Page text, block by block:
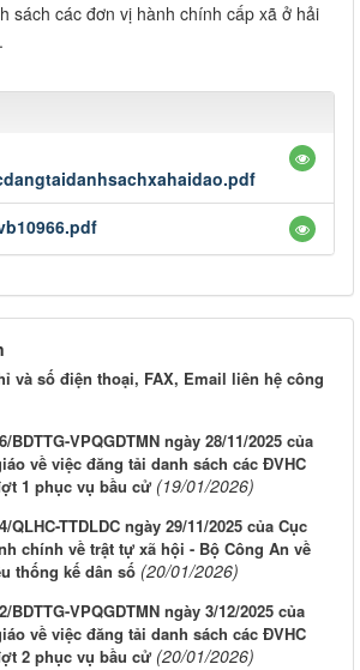
sách các đơn vị hành chính cấp xã ở hải
và số điện thoại, FAX, Email liên hệ công
BDTTG-VPQGDTMN ngày 28/11/2025 của
về việc đăng tải danh sách các ĐVHC
1 phục vụ bầu cử (19/01/2026)
QLHC-TTDLDC ngày 29/11/2025 của Cục
chính về trật tự xã hội - Bộ Công An về
thống kế dân số (20/01/2026)
BDTTG-VPQGDTMN ngày 3/12/2025 của
về việc đăng tải danh sách các ĐVHC
2 phục vụ bầu cử (20/01/2026)